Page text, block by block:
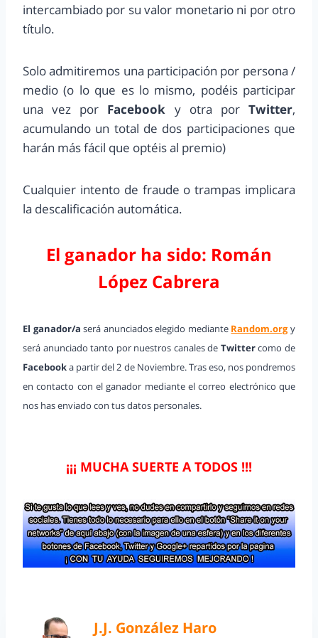
intercambiado por su valor monetario ni por otro
título.
Solo admitiremos una participación por persona /
medio (o lo que es lo mismo, podéis participar
una vez por Facebook y otra porTwitter,
acumulando un total de dos participaciones que
harán más fácil que optéis al premio)
Cualquier intento de fraude o trampas implicara
la descalificación automática.
El ganador ha sido: Román
López Cabrera
El ganador/aserá anunciados elegido mediante Random.orgy
será anunciado tanto por nuestros canales de Twittercomo de
Facebooka partir del 2 de Noviembre. Tras eso, nos pondremos
en contacto con el ganador mediante el correo electrónico que
nos has enviado con tus datos personales.
¡¡¡ MUCHA SUERTE A TODOS !!!
J.J. González Haro